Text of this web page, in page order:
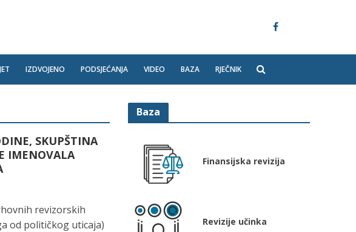
IZDVOJENO PODSJEĆANJA VIDEO BAZA RJEČNIK
SKUPŠTINA
IMENOVALA
revizorskih
od političkog uticaja)
Baza
Finansijska revizija
Revizije učinka